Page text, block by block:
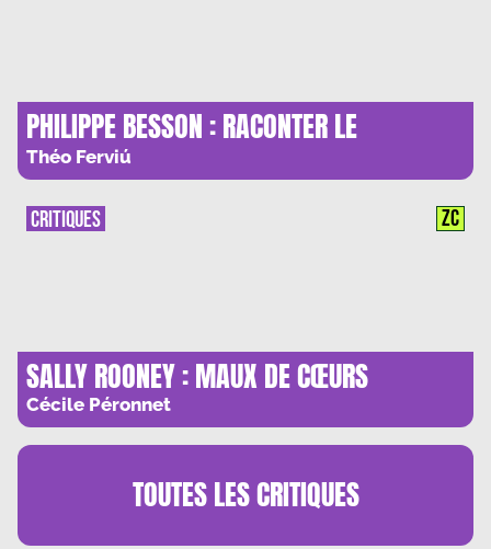
PHILIPPE BESSON : RACONTER LE
HARCELEMENT SCOLAIRE
Théo Ferviú
SALLY ROONEY : MAUX DE CŒURS
Cécile Péronnet
CRITIQUES ZC
TOUTES LESCRITIQUES